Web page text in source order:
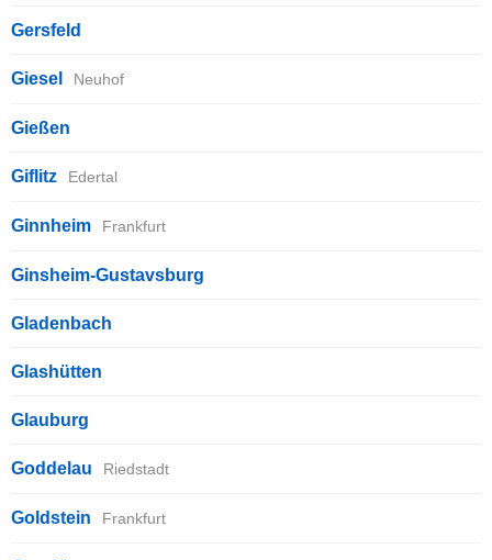
Gersfeld
Giesel Neuhof
Gießen
Giflitz Edertal
Ginnheim Frankfurt
Ginsheim-Gustavsburg
Gladenbach
Glashütten
Glauburg
Goddelau Riedstadt
Goldstein Frankfurt